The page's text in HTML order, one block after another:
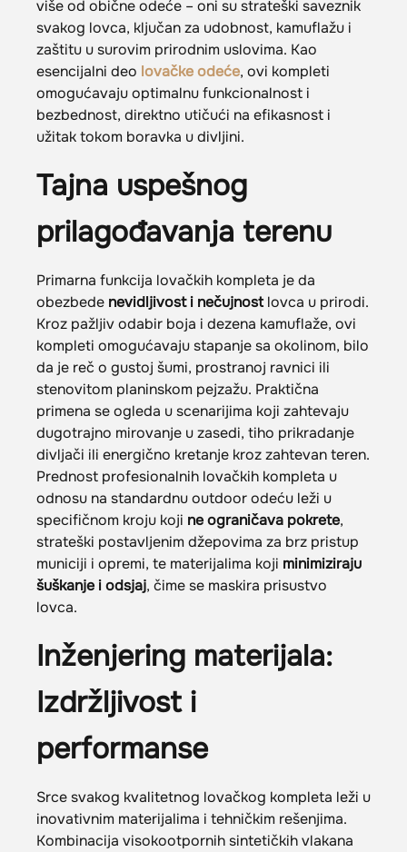
više od obične odeće – oni su strateški saveznik
svakog lovca, ključan za udobnost, kamuflažu i
zaštitu u surovim prirodnim uslovima. Kao
esencijalni deo lovačke odeće, ovi kompleti
omogućavaju optimalnu funkcionalnost i
bezbednost, direktno utičući na efikasnost i
užitak tokom boravka u divljini.
Tajna uspešnog
prilagođavanja terenu
Primarna funkcija lovačkih kompleta je da
obezbede nevidljivost i nečujnostlovca u prirodi.
Kroz pažljiv odabir boja i dezena kamuflaže, ovi
kompleti omogućavaju stapanje sa okolinom, bilo
da je reč o gustoj šumi, prostranoj ravnici ili
stenovitom planinskom pejzažu. Praktična
primena se ogleda u scenarijima koji zahtevaju
dugotrajno mirovanje u zasedi, tiho prikradanje
divljači ili energično kretanje kroz zahtevan teren.
Prednost profesionalnih lovačkih kompleta u
odnosu na standardnu outdoor odeću leži u
specifičnom kroju koji ne ograničava pokrete,
strateški postavljenim džepovima za brz pristup
municiji i opremi, te materijalima koji minimiziraju
šuškanje i odsjaj, čime se maskira prisustvo
lovca.
Inženjering materijala:
Izdržljivost i
performanse
Srce svakog kvalitetnog lovačkog kompleta leži u
inovativnim materijalima i tehničkim rešenjima.
Kombinacija visokootpornih sintetičkih vlakana